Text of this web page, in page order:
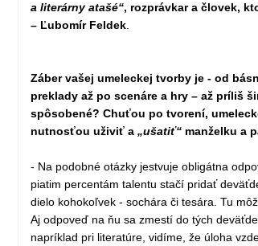
a literárny atašé“, rozprávkar a človek,
– Ľubomír Feldek.
Záber vašej umeleckej tvorby je - od
preklady až po scenáre a hry – až príliš
spôsobené? Chuťou po tvorení,
nutnosťou uživiť a „ušatiť“manželku a
- Na podobné otázky jestvuje obligátna
piatim percentám talentu stačí pridať
dielo kohokoľvek - sochára či tesára. Tu
Aj odpoveď na ňu sa zmestí do tých
napríklad pri literatúre, vidíme, že úloha